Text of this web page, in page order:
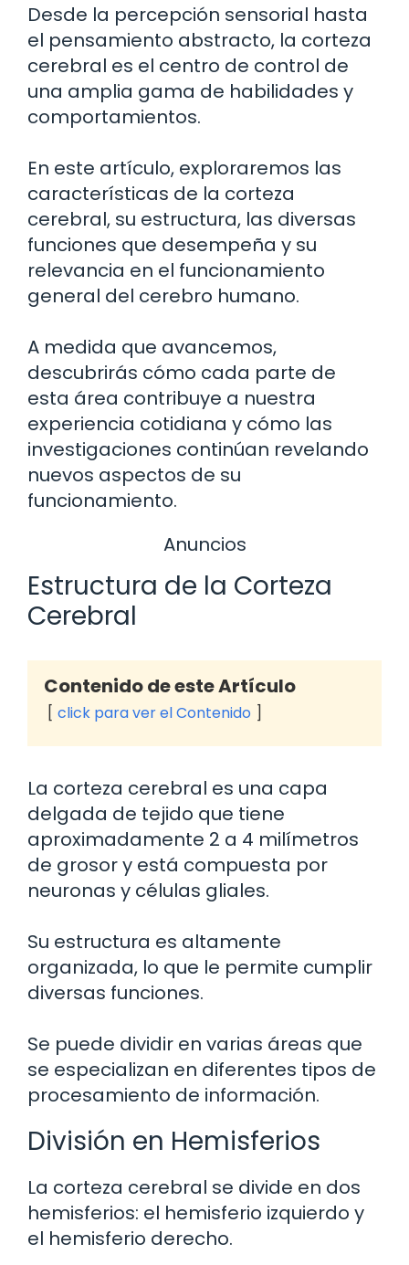
Desde la percepción sensorial hasta
el pensamiento abstracto, la corteza
cerebral es el centro de control de
una amplia gama de habilidades y
comportamientos.
En este artículo, exploraremos las
características de la corteza
cerebral, su estructura, las diversas
funciones que desempeña y su
relevancia en el funcionamiento
general del cerebro humano.
A medida que avancemos,
descubrirás cómo cada parte de
esta área contribuye a nuestra
experiencia cotidiana y cómo las
investigaciones continúan revelando
nuevos aspectos de su
funcionamiento.
Anuncios
Estructura de la Corteza
Cerebral
Contenido de este Artículo
click para ver el Contenido
La corteza cerebral es una capa
delgada de tejido que tiene
aproximadamente 2 a 4 milímetros
de grosor y está compuesta por
neuronas y células gliales.
Su estructura es altamente
organizada, lo que le permite cumplir
diversas funciones.
Se puede dividir en varias áreas que
se especializan en diferentes tipos de
procesamiento de información.
División en Hemisferios
La corteza cerebral se divide en dos
hemisferios: el hemisferio izquierdo y
el hemisferio derecho.